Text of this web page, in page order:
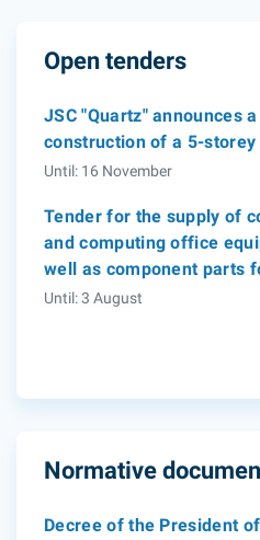
Open tenders
JSC "Quartz" announces
construction of a 5-
Until: 16 November
Tender for the supply of
and computing office
well as component parts
Until: 3 August
Normative
Decree of the President